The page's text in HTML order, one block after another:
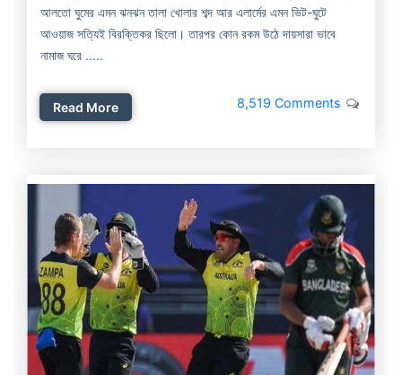
আলতো ঘুমের এমন ঝনঝন তালা খোলার শব্দ আর এলার্মের এমন ভিট-ঘুটে
আওয়াজ সত্যিই বিরক্তিকর ছিলো। তারপর কোন রকম উঠে দায়সারা ভাবে
নামাজ ঘরে .....
Read More 8,519 Comments